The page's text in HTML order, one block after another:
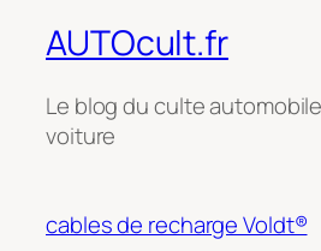
AUTOcult.fr
Le blog du culte
voiture
cables de recharge Voldt®